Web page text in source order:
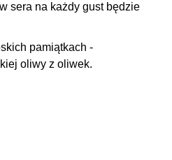
sera na każdy gust będzie
pamiątkach -
oliwy z oliwek.